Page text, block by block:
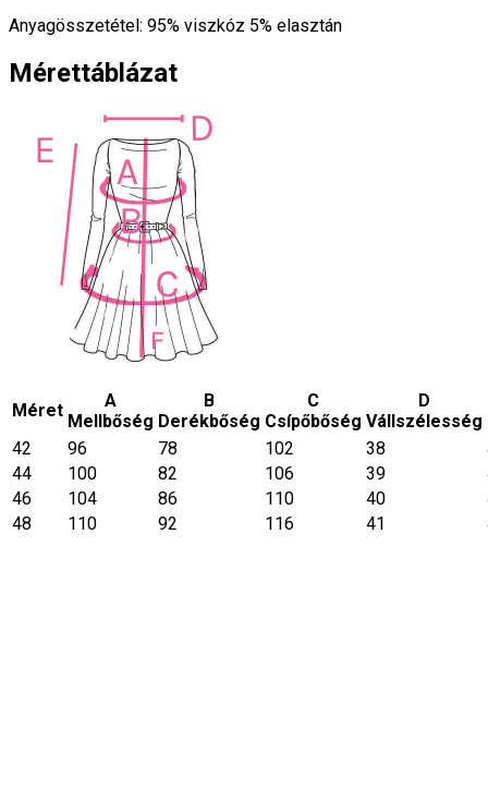
Anyagösszetétel: 95% viszkóz 5% elasztán
Mérettáblázat
Méret
A
Mellbőség
B
Derékbőség
C
Csípőbőség
D
Vállszélesség
42
96 78 102 38
44
100 82 106 39
46
104 86 110 40
48
110 92 116 41